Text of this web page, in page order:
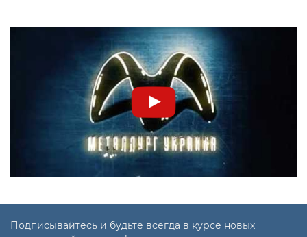
Подписывайтесь и будьте всегда в курсе новых